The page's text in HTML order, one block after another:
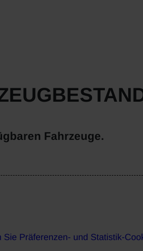
Fahrzeuge.
Sie Präferenzen- und Statistik-